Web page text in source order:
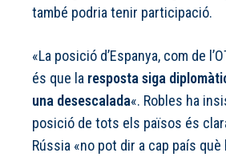
també podria tenir participació.
«La posició d’Espanya, com de
és que la resposta siga
una desescalada«. Robles ha
posició de tots els països és
Rússia «no pot dir a cap país què